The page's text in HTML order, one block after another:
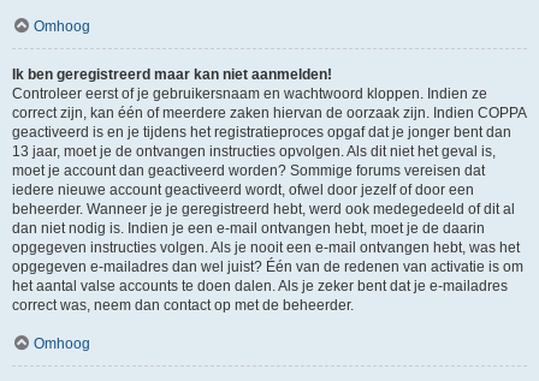
Omhoog
Ik ben geregistreerd maar kan niet aanmelden!
Controleer eerst of je gebruikersnaam en wachtwoord kloppen. Indien ze
correct zijn, kan één of meerdere zaken hiervan de oorzaak zijn. Indien COPPA
geactiveerd is en je tijdens het registratieproces opgaf dat je jonger bent dan
13 jaar, moet je de ontvangen instructies opvolgen. Als dit niet het geval is,
moet je account dan geactiveerd worden? Sommige forums vereisen dat
iedere nieuwe account geactiveerd wordt, ofwel door jezelf of door een
beheerder. Wanneer je je geregistreerd hebt, werd ook medegedeeld of dit al
dan niet nodig is. Indien je een e-mail ontvangen hebt, moet je de daarin
opgegeven instructies volgen. Als je nooit een e-mail ontvangen hebt, was het
opgegeven e-mailadres dan wel juist? Één van de redenen van activatie is om
het aantal valse accounts te doen dalen. Als je zeker bent dat je e-mailadres
correct was, neem dan contact op met de beheerder.
Omhoog